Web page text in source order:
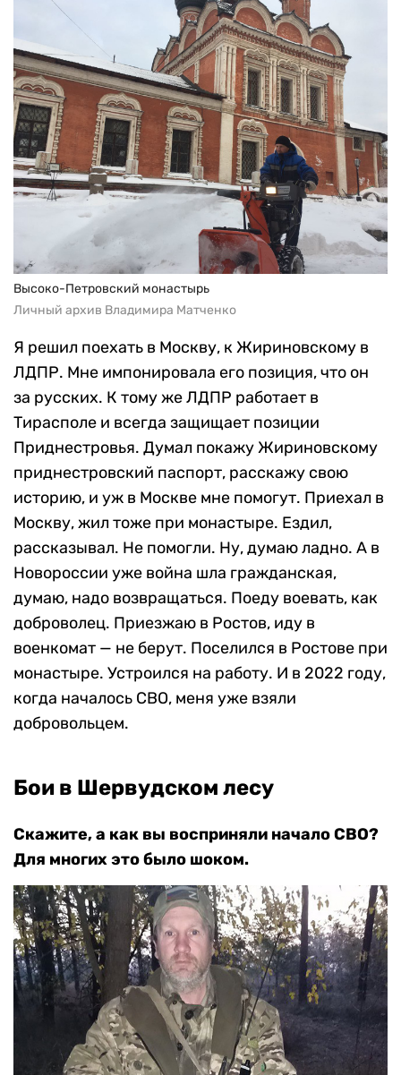
Высоко-Петровский монастырь
Личный архив Владимира Матченко
Я решил поехать в Москву, к Жириновскому в
ЛДПР. Мне импонировала его позиция, что он
за русских. К тому же ЛДПР работает в
Тирасполе и всегда защищает позиции
Приднестровья. Думал покажу Жириновскому
приднестровский паспорт, расскажу свою
историю, и уж в Москве мне помогут. Приехал в
Москву, жил тоже при монастыре. Ездил,
рассказывал. Не помогли. Ну, думаю ладно. А в
Новороссии уже война шла гражданская,
думаю, надо возвращаться. Поеду воевать, как
доброволец. Приезжаю в Ростов, иду в
военкомат — не берут. Поселился в Ростове при
монастыре. Устроился на работу. И в 2022 году,
когда началось СВО, меня уже взяли
добровольцем.
Бои в Шервудском лесу
Скажите, а как вы восприняли начало СВО?
Для многих это было шоком.